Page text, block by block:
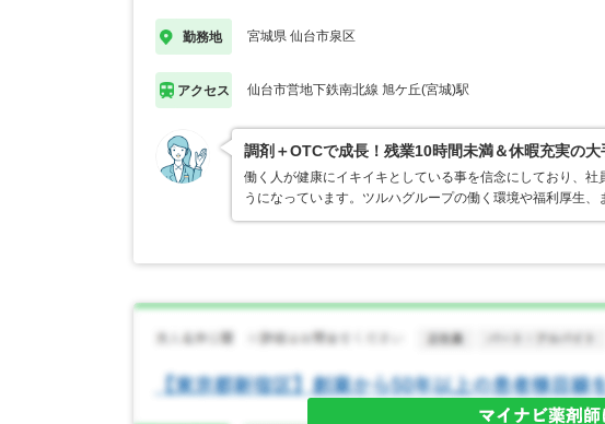
勤務地 宮城県 仙台市泉区
アクセス 仙台市営地下鉄南北線 旭ケ丘(宮城)駅
調剤＋OTCで成長！残業10時間未満＆休暇充実の大
働く人が健康にイキイキとしている事を信念にしており、
うになっています。ツルハグループの働く環境や福利厚生